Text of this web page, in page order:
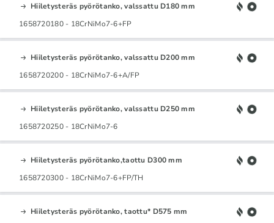
Hiiletysteräs pyörötanko, valssattu D180 mm
1658720180 - 18CrNiMo7-6+FP
Hiiletysteräs pyörötanko, valssattu D200 mm
1658720200 - 18CrNiMo7-6+A/FP
Hiiletysteräs pyörötanko, valssattu D250 mm
1658720250 - 18CrNiMo7-6
Hiiletysteräs pyörötanko,taottu D300 mm
1658720300 - 18CrNiMo7-6+FP/TH
Hiiletysteräs pyörötanko, taottu* D575 mm